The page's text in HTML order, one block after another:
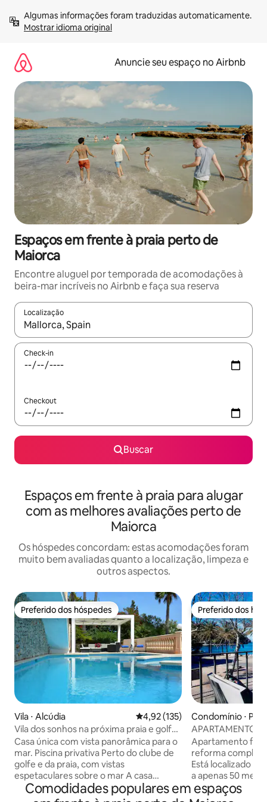
para
Mostrar idioma original
Anuncie seu espaço no Airbnb
Espaços em frente à praia perto de
Maiorca
Encontre aluguel por temporada de acomodações à
beira-mar incríveis no Airbnb e faça sua reserva
Localização
Quando os resultados estiverem disponíveis, explore-os
Check-in
Checkout
Buscar
Espaços em frente à praia para alugar
com as melhores avaliações perto de
Maiorca
Os hóspedes concordam: estas acomodações foram
muito bem avaliadas quanto a localização, limpeza e
outros aspectos.
Preferido dos hóspedes
Preferido dos hóspedes
Vila ⋅ Alcúdia 4,92 de uma avaliação média de
4,92 (135)
Vila dos sonhos na próxima praia e golfe.
Vistas incríveis
Casa única com vista panorâmica para o
mar. Piscina privativa Perto do clube de
golfe e da praia, com vistas
espetaculares sobre o mar A casa
situada em 800 m2 com 357 m2 de área
de estar. Área de estar espaçosa, sala de
Preferido dos
Preferido dos
Condomínio ⋅
APARTAMENTO
COM VISTA PARA
Apartamento
reforma
Está localizado
a apenas 50
equipamentos
varanda com
Comodidades populares em espaços